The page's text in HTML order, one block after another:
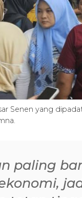
Senen yang
paling